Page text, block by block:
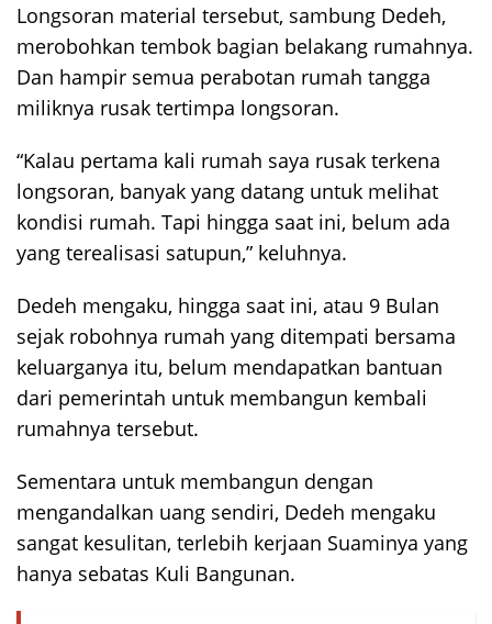
Longsoran material tersebut, sambung Dedeh,
merobohkan tembok bagian belakang rumahnya.
Dan hampir semua perabotan rumah tangga
miliknya rusak tertimpa longsoran.
“Kalau pertama kali rumah saya rusak terkena
longsoran, banyak yang datang untuk melihat
kondisi rumah. Tapi hingga saat ini, belum ada
yang terealisasi satupun,” keluhnya.
Dedeh mengaku, hingga saat ini, atau 9 Bulan
sejak robohnya rumah yang ditempati bersama
keluarganya itu, belum mendapatkan bantuan
dari pemerintah untuk membangun kembali
rumahnya tersebut.
Sementara untuk membangun dengan
mengandalkan uang sendiri, Dedeh mengaku
sangat kesulitan, terlebih kerjaan Suaminya yang
hanya sebatas Kuli Bangunan.